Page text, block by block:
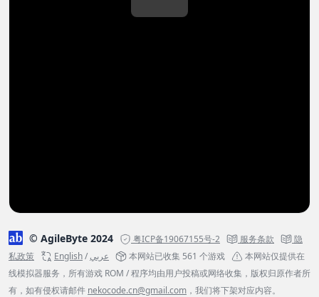
© AgileByte 2024 粤ICP备19067155号-2 服务条款
隐
私政策
English/عربي 本网站已收集 561 个游戏
本网站仅提供在
线模拟器服务，所有游戏 ROM / 程序均由用户投稿或网络收集，版权归原作者所
有，如有侵权请邮件 nekocode.cn@gmail.com ，我们将下架对应内容。